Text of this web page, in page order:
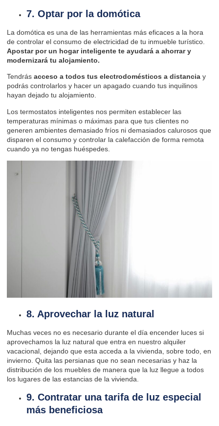
7. Optar por la domótica
La domótica es una de las herramientas más eficaces a la hora
de controlar el consumo de electricidad de tu inmueble turístico.
Apostar por un hogar inteligente te ayudará a ahorrar y
modernizará tu alojamiento.
Tendrás acceso a todos tus electrodomésticos a distancia y
podrás controlarlos y hacer un apagado cuando tus inquilinos
hayan dejado tu alojamiento.
Los termostatos inteligentes nos permiten establecer las
temperaturas mínimas o máximas para que tus clientes no
generen ambientes demasiado fríos ni demasiados calurosos que
disparen el consumo y controlar la calefacción de forma remota
cuando ya no tengas huéspedes.
8. Aprovechar la luz natural
Muchas veces no es necesario durante el día encender luces si
aprovechamos la luz natural que entra en nuestro alquiler
vacacional, dejando que esta acceda a la vivienda, sobre todo, en
invierno. Quita las persianas que no sean necesarias y haz la
distribución de los muebles de manera que la luz llegue a todos
los lugares de las estancias de la vivienda.
9. Contratar una tarifa de luz especial
más beneficiosa